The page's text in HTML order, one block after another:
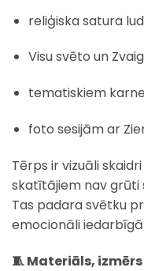
reliģiska satura
Visu svēto un
tematiskiem
foto sesijām ar
Tērps ir vizuāli
skatītājiem nav grūti
Tas padara svētku
emocionāli
🧵 Materiāls,